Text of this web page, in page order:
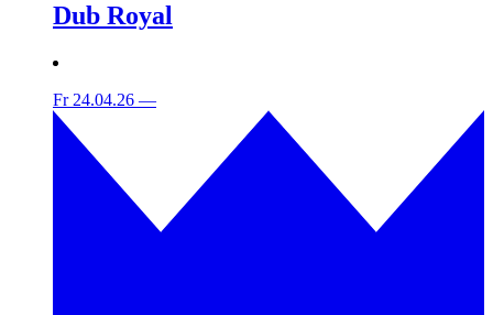
Dub Royal
Fr 24.04.26 —